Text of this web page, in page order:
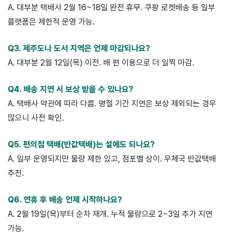
A. 대부분 택배사 2월 16~18일 완전 휴무. 쿠팡 로켓배송 등 일부
플랫폼은 제한적 운영 가능.
Q3. 제주도나 도서 지역은 언제 마감되나요?
A. 대부분 2월 12일(목) 이전. 배 편 이용으로 더 일찍 마감.
Q4. 배송 지연 시 보상 받을 수 있나요?
A. 택배사 약관에 따라 다름. 명절 기간 지연은 보상 제외되는 경우
많으니 사전 확인.
Q5. 편의점 택배(반값택배)는 설에도 되나요?
A. 일부 운영되지만 물량 제한 있고, 점포별 상이. 우체국 반값택배
추천.
Q6. 연휴 후 배송 언제 시작하나요?
A. 2월 19일(목)부터 순차 재개. 누적 물량으로 2~3일 추가 지연
가능.